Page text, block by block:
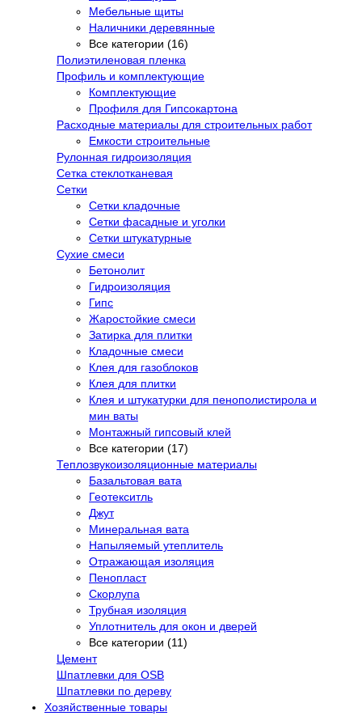
Мебельные щиты
Наличники деревянные
Все категории (16)
Полиэтиленовая пленка
Профиль и комплектующие
Комплектующие
Профиля для Гипсокартона
Расходные материалы для строительных работ
Емкости строительные
Рулонная гидроизоляция
Сетка стеклотканевая
Сетки
Сетки кладочные
Сетки фасадные и уголки
Сетки штукатурные
Сухие смеси
Бетонолит
Гидроизоляция
Гипс
Жаростойкие смеси
Затирка для плитки
Кладочные смеси
Клея для газоблоков
Клея для плитки
Клея и штукатурки для пенополистирола и
мин ваты
Монтажный гипсовый клей
Все категории (17)
Теплозвукоизоляционные материалы
Базальтовая вата
Геотекситль
Джут
Минеральная вата
Напыляемый утеплитель
Отражающая изоляция
Пенопласт
Скорлупа
Трубная изоляция
Уплотнитель для окон и дверей
Все категории (11)
Цемент
Шпатлевки для OSB
Шпатлевки по дереву
Хозяйственные товары